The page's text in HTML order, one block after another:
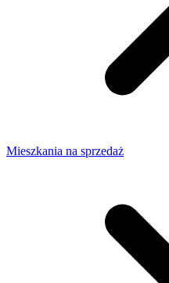
Mieszkania na sprzedaż